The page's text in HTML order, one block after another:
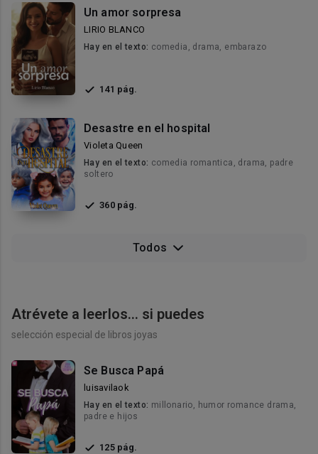
Un amor sorpresa
LIRIO BLANCO
Hay en el texto: comedia, drama, embarazo
141 pág.
Desastre en el hospital
Violeta Queen
Hay en el texto: comedia romantica, drama, padre
soltero
360 pág.
Todos
Atrévete a leerlos… si puedes
selección especial de libros joyas
Se Busca Papá
luisavilaok
Hay en el texto: millonario, humor romance drama,
padre e hijos
125 pág.